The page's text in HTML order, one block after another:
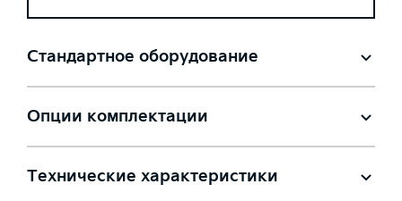
Стандартное оборудование
Опции комплектации
Технические характеристики